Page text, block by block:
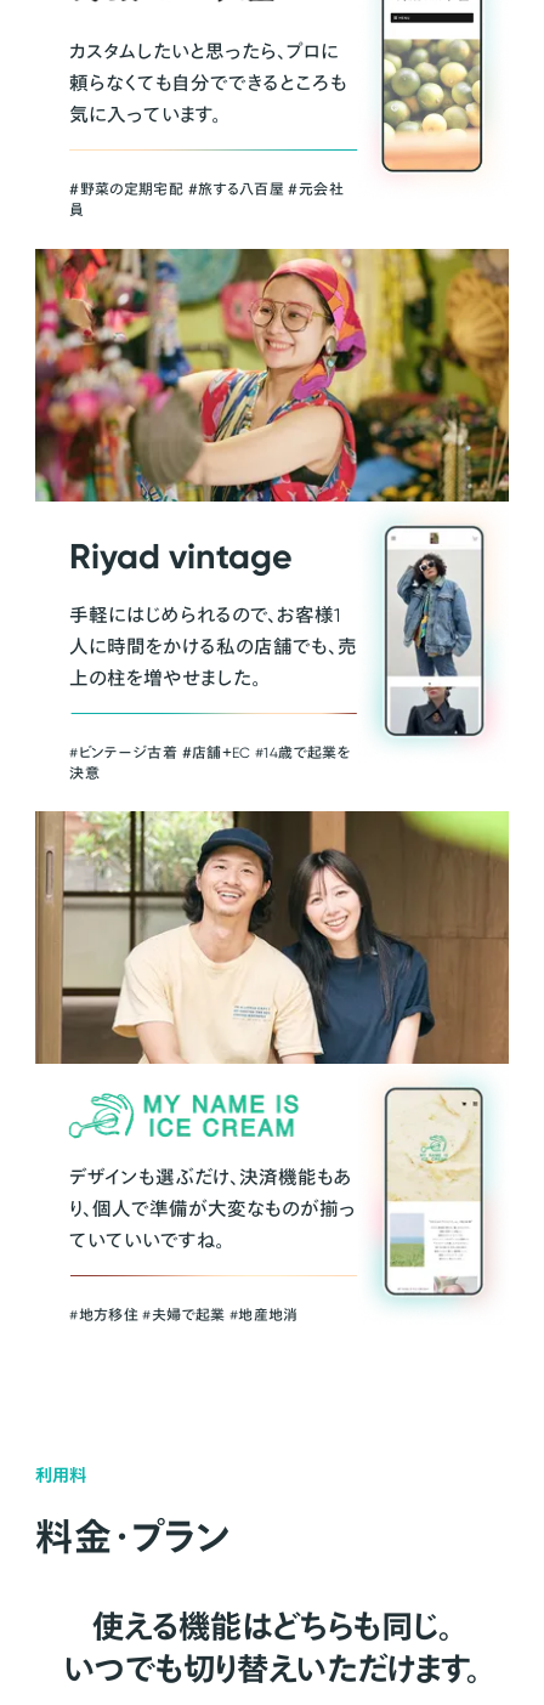
カスタムしたいと思ったら、プロに
頼らなくても自分でできるところも
気に入っています。
＃野菜の定期宅配 ＃旅する八百屋 ＃元会社
員
Riyad vintage
手軽にはじめられるので、お客様1
人に時間をかける私の店舗でも、売
上の柱を増やせました。
#ビンテージ古着 ＃店舗＋EC #14歳で起業を
決意
デザインも選ぶだけ、決済機能もあ
り、個人で準備が大変なものが揃っ
ていていいですね。
#地方移住 #夫婦で起業 #地産地消
利用料
料金・プラン
使える機能はどちらも同じ。
いつでも切り替えいただけます。